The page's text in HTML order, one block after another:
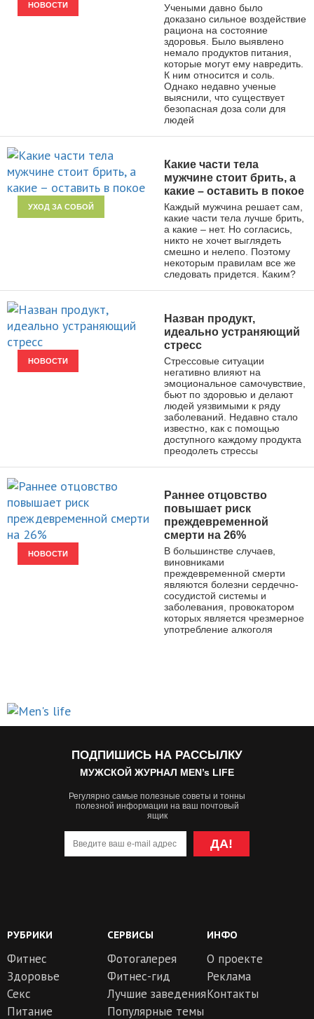
НОВОСТИ
Учеными давно было
доказано сильное воздействие
рациона на состояние
здоровья. Было выявлено
немало продуктов питания,
которые могут ему навредить.
К ним относится и соль.
Однако недавно ученые
выяснили, что существует
безопасная доза соли для
людей
УХОД ЗА СОБОЙ
Какие части тела
мужчине стоит брить, а
какие – оставить в покое
Каждый мужчина решает сам,
какие части тела лучше брить,
а какие – нет. Но согласись,
никто не хочет выглядеть
смешно и нелепо. Поэтому
некоторым правилам все же
следовать придется. Каким?
НОВОСТИ
Назван продукт,
идеально устраняющий
стресс
Стрессовые ситуации
негативно влияют на
эмоциональное самочувствие,
бьют по здоровью и делают
людей уязвимыми к ряду
заболеваний. Недавно стало
известно, как с помощью
доступного каждому продукта
преодолеть стрессы
НОВОСТИ
Раннее отцовство
повышает риск
преждевременной
смерти на 26%
В большинстве случаев,
виновниками
преждевременной смерти
являются болезни сердечно-
сосудистой системы и
заболевания, провокатором
которых является чрезмерное
употребление алкоголя
ПОДПИШИСЬ НА РАССЫЛКУ
МУЖСКОЙ ЖУРНАЛ MEN’s LIFE
Регулярно самые полезные советы и тонны
полезной информации на ваш почтовый
ящик
ДА!
РУБРИКИ
Фитнес
Здоровье
Секс
Питание
СЕРВИСЫ
Фотогалерея
Фитнес-гид
Лучшие заведения
Популярные темы
ИНФО
О проекте
Реклама
Контакты